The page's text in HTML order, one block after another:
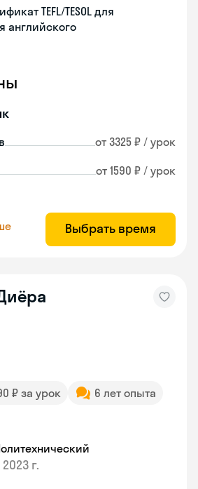
TEFL/TESOL для
английского
от 3325 ₽ / урок
от 1590 ₽ / урок
Выбрать время
₽ за урок
6 лет опыта
2023 г.